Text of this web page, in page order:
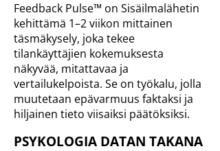
Feedback Pulse™ on Sisäilmalähetin
kehittämä 1–2 viikon mittainen
täsmäkysely, joka tekee
tilankäyttäjien kokemuksesta
näkyvää, mitattavaa ja
vertailukelpoista. Se on työkalu, jolla
muutetaan epävarmuus faktaksi ja
hiljainen tieto viisaiksi päätöksiksi.
PSYKOLOGIA DATAN TAKANA